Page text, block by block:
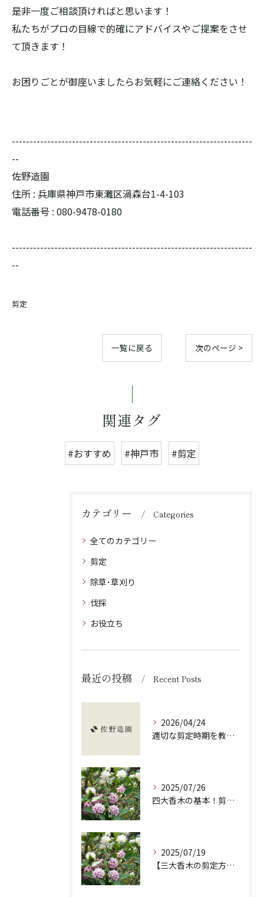
是非一度ご相談頂ければと思います！
私たちがプロの目線で的確にアドバイスやご提案をさせ
て頂きます！
お困りごとが御座いましたらお気軽にご連絡ください！
--------------------------------------------------------------------
--
佐野造園
住所 : 兵庫県神戸市東灘区渦森台1-4-103
電話番号 : 080-9478-0180
--------------------------------------------------------------------
--
剪定
一覧に戻る 次のページ >
関連タグ
#おすすめ #神戸市 #剪定
カテゴリー Categories
全てのカテゴリー
剪定
除草･草刈り
伐採
お役立ち
最近の投稿 Recent Posts
2026/04/24
適切な剪定時期を教えます！
2025/07/26
四大香木の基本！剪定の重要性と違いを解説！
2025/07/19
【三大香木の剪定方法】香りを楽しむ庭木のお手入れ